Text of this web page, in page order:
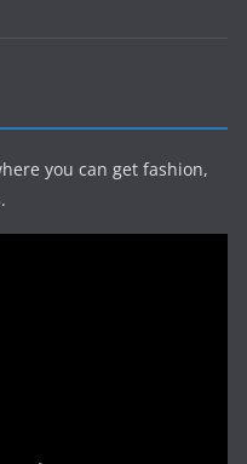
you can get fashion,